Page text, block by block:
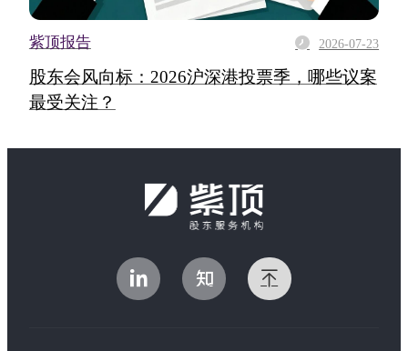
紫顶报告 2026-07-23
股东会风向标：2026沪深港投票季，哪些议案
最受关注？